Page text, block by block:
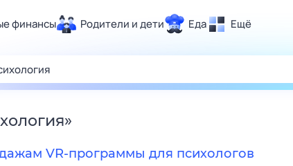
финансы Родители и дети Еда Ещё
Развлечения и отдых
Карьера
»
VR-программы для психологов